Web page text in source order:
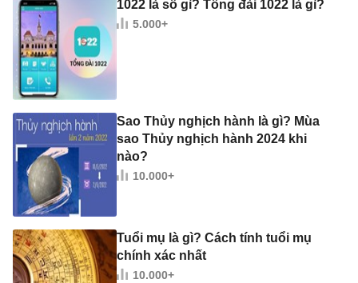
1022 là số gì? Tổng đài 1022 là gì?
5.000+
Sao Thủy nghịch hành là gì? Mùa
sao Thủy nghịch hành 2024 khi
nào?
10.000+
Tuổi mụ là gì? Cách tính tuổi mụ
chính xác nhất
10.000+